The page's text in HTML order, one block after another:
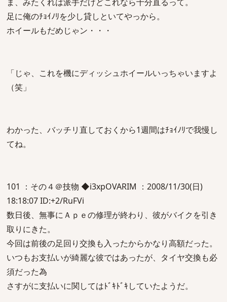
足に俺のﾁｮｲﾉﾘを少し貸しといてやっから。
ホイールもだめじゃン・・・
「じゃ、これを機にディッシュホイールいっちゃいますよ
（笑」
わかった、バッチリ直しておくから1週間はﾁｮｲﾉﾘで我慢し
てね。
101 ：その４＠技物 ◆i3xpOVARIM ：2008/11/30(日)
18:18:07 ID:+2/RuFVi
数日後、無事にＡｐｅの修理が終わり、彼がバイクを引き
取りにきた。
今回は前後の足回り交換も入ったからかなり高額だった。
いつもお支払いが綺麗な彼ではあったが、タイヤ交換も必
須だった為
さすがに支払いに関してはﾄﾞｷﾄﾞｷしていたようだ。